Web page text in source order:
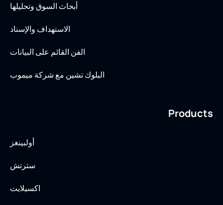
أبحاث السوق وتحليلها
الاستهداف والإسناد
الفن القائم على البيانات
البلوك تشين مع شركة ميموب
Products
أولبينغز
سترتش
اكسيلايت